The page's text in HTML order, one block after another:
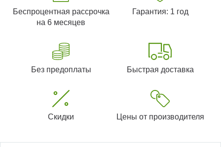
Беспроцентная рассрочка
на 6 месяцев
Гарантия: 1 год
Без предоплаты Быстрая доставка
Скидки Цены от производителя